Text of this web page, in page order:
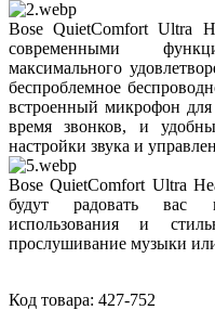
Bose QuietComfort Ultra
современными
максимального
беспроблемное
встроенный микрофон для
время звонков, и
настройки звука и
Bose QuietComfort Ultra
будут радовать вас
использования и
прослушивание музыки
Код товара: 427-752